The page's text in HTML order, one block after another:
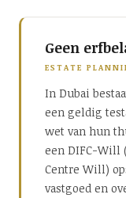
Geen
ESTATE
In Dubai
een geldig
wet van hun
een DIFC-Will
Centre Will)
vastgoed en